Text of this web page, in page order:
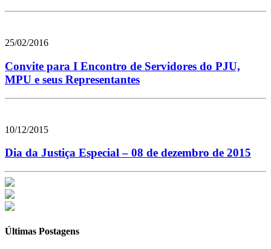
25/02/2016
Convite para I Encontro de Servidores do PJU,
MPU e seus Representantes
10/12/2015
Dia da Justiça Especial – 08 de dezembro de 2015
Últimas Postagens